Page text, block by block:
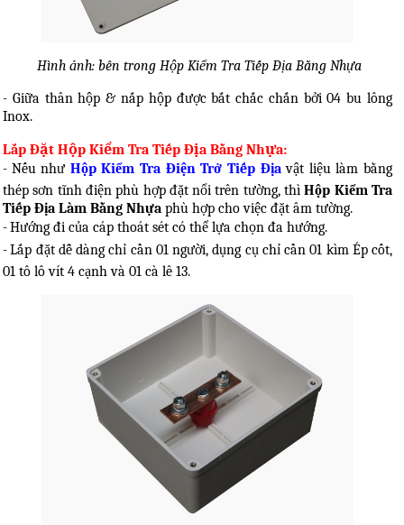
Hình ảnh: bên trong Hộp Kiểm Tra Tiếp Địa Bằng Nhựa
- Giữa thân hộp & nắp hộp được bắt chắc chắn bởi 04 bu lông
Inox.
Lắp Đặt Hộp Kiểm Tra Tiếp Địa Bằng Nhựa:
- Nếu như Hộp Kiểm Tra Điện Trở Tiếp Địavật liệu làm bằng
thép sơn tĩnh điện phù hợp đặt nổi trên tường, thìHộp Kiểm Tra
Tiếp Địa Làm Bằng Nhựa phù hợp cho việc đặt âm tường.
-Hướng đi của cáp thoát sét có thể lựa chọn đa hướng.
-Lắp đặt dễ dàng chỉ cần 01 người, dụng cụ chỉ cần 01 kìm Ép cốt,
01 tô lô vít 4 cạnh và 01 cà lê 13.